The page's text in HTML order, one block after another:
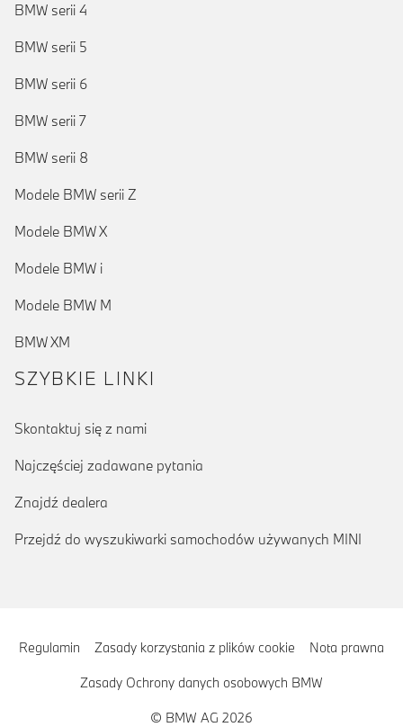
BMW serii 4
BMW serii 5
BMW serii 6
BMW serii 7
BMW serii 8
Modele BMW serii Z
Modele BMW X
Modele BMW i
Modele BMW M
BMW XM
SZYBKIE LINKI
Skontaktuj się z nami
Najczęściej zadawane pytania
Znajdź dealera
Przejdź do wyszukiwarki samochodów używanych MINI
Regulamin Zasady korzystania z plików cookie Nota prawna
Zasady Ochrony danych osobowych BMW
© BMW AG 2026